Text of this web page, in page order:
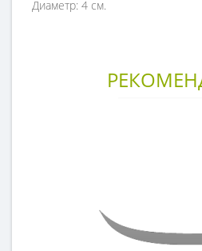
Диаметр: 4 см.